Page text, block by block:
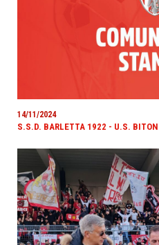
14/11/2024
S.S.D. BARLETTA 1922 - U.S.